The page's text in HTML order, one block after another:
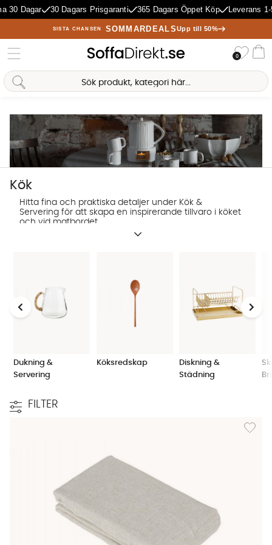
30 Dagars Prisgaranti 365 Dagars Öppet Köp Leverans 1-5 Dagar
SISTA CHANSEN SOMMARDEALSUpp till 50%
0
Hem Kök
Kök
Hitta fina och praktiska detaljer under Kök &
Servering för att skapa en inspirerande tillvaro i köket
och vid matbordet.
Dukning &
Servering
Köksredskap
Diskning &
Städning
FILTER
Lägg